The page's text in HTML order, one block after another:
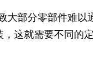
部分零部件难以
这就需要不同的